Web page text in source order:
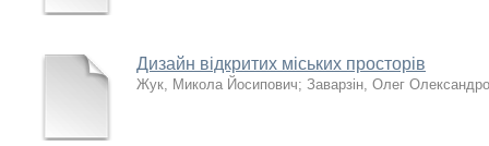
Дизайн відкритих міських просторів
Жук, Микола Йосипович; Заварзін, Олег